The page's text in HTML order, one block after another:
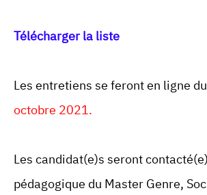
Télécharger la liste
Les entretiens se feront en ligne du
octobre 2021.
Les candidat(e)s seront
pédagogique du Master Genre,